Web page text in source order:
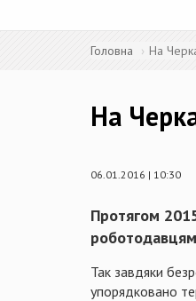
Головна На
На
06.01.2016 | 10:30
Протягом
Так завдяки
упорядковано